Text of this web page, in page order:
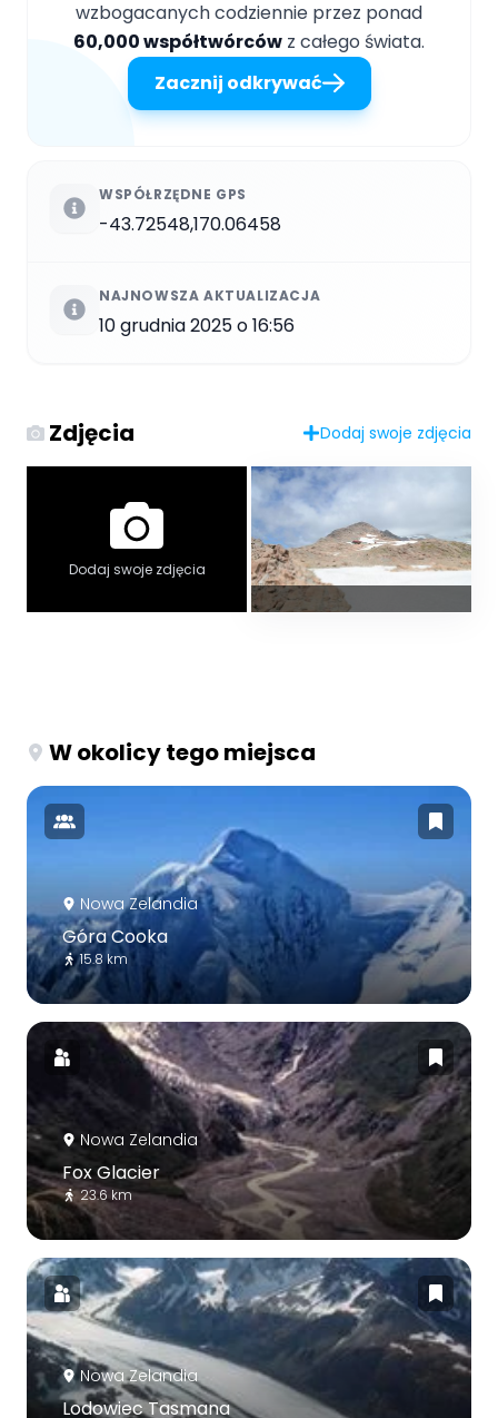
wzbogacanych codziennie przez ponad
60,000 współtwórców z całego świata.
Zacznij odkrywać
WSPÓŁRZĘDNE GPS
-43.72548,170.06458
NAJNOWSZA AKTUALIZACJA
10 grudnia 2025 o 16:56
Zdjęcia Dodaj swoje zdjęcia
Dodaj swoje zdjęcia
W okolicy tego miejsca
Nowa Zelandia
Góra Cooka
15.8 km
Nowa Zelandia
Fox Glacier
23.6 km
Nowa Zelandia
Lodowiec Tasmana